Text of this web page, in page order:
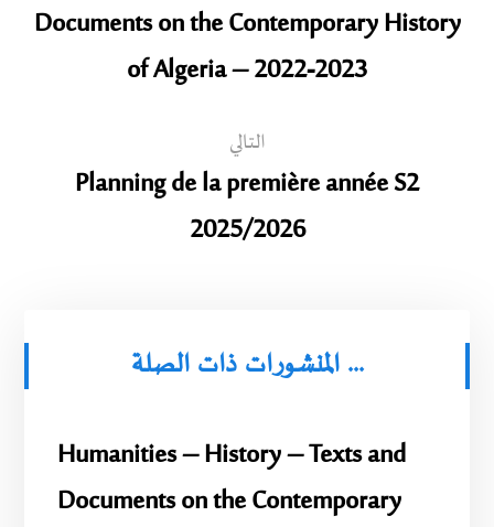
Documents on the Contemporary History
of Algeria – 2022-2023
التالي
Planning de la première année S2
2025/2026
المنشورات ذات الصلة ...
Humanities – History – Texts and
Documents on the Contemporary